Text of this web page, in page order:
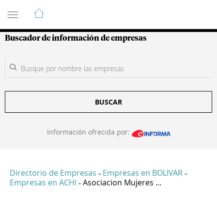
Guía de Empresas Colombianas
Buscador de información de empresas
BUSCAR
Información ofrecida por:
Directorio de Empresas - Empresas en BOLIVAR -
Empresas en ACHI - Asociacion Mujeres ...